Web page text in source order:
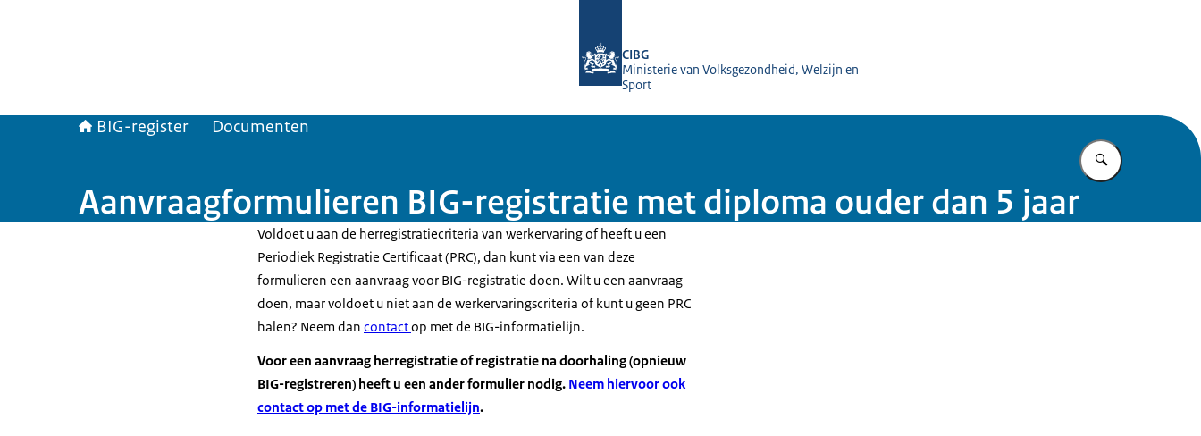
CIBG
Ministerie van Volksgezondheid, Welzijn en
Sport
BIG-register Documenten
Vul in wat u
Aanvraagformulieren BIG-registratie met diploma ouder dan 5 jaar
Voldoet u aan de herregistratiecriteria van werkervaring of heeft u een
Periodiek Registratie Certificaat (PRC), dan kunt via een van deze
formulieren een aanvraag voor BIG-registratie doen. Wilt u een aanvraag
doen, maar voldoet u niet aan de werkervaringscriteria of kunt u geen PRC
halen? Neem dan contactop met de BIG-informatielijn.
Voor een aanvraag herregistratie of registratie na doorhaling (opnieuw
BIG-registreren) heeft u een ander formulier nodig. Neem hiervoor ook
contact op met de BIG-informatielijn.